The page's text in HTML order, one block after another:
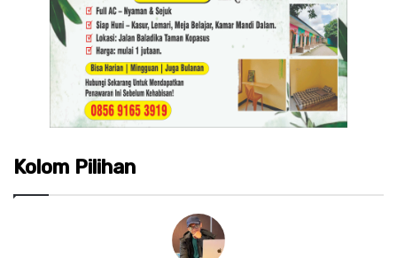
Kolom Pilihan